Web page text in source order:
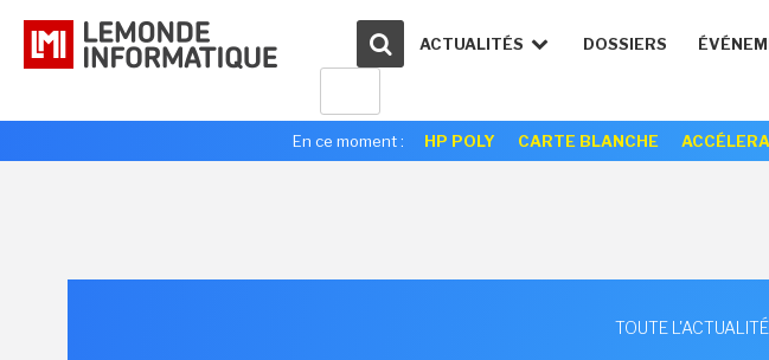
ACTUALITÉS DOSSIERS
En ce moment : HP POLY CARTE BLANCHE
TOUTE L'ACTUALITÉ